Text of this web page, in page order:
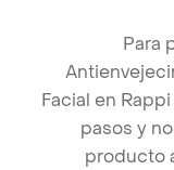
Para
Facial en
pasos y
producto